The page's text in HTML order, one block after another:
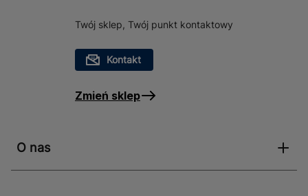
Twój sklep, Twój punkt kontaktowy
Kontakt
Zmień sklep
O nas